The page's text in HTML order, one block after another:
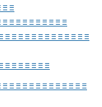
≡ ≡
≡ ≡ ≡ ≡ ≡ ≡ ≡ ≡ ≡
≡ ≡ ≡ ≡ ≡ ≡ ≡ ≡ ≡ ≡ ≡ ≡ ≡
≡ ≡ ≡ ≡ ≡ ≡ ≡
≡ ≡ ≡ ≡ ≡ ≡ ≡ ≡ ≡ ≡ ≡ ≡